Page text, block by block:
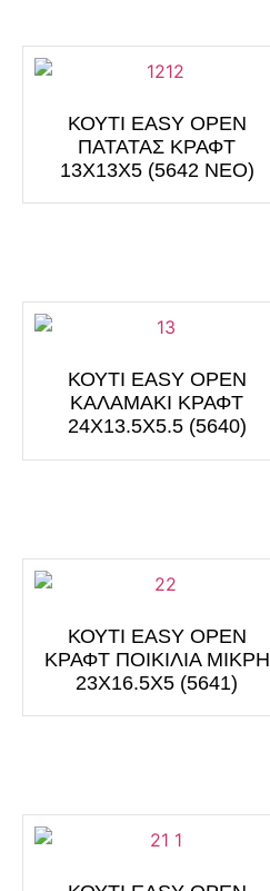
ΚΟΥΤΙ EASY OPEN
ΠΑΤΑΤΑΣ ΚΡΑΦΤ
13Χ13Χ5 (5642 ΝΕΟ)
ΚΟΥΤΙ EASY OPEN
ΚΑΛΑΜΑΚΙ ΚΡΑΦΤ
24Χ13.5Χ5.5 (5640)
ΚΟΥΤΙ EASY OPEN
ΚΡΑΦΤ ΠΟΙΚΙΛΙΑ ΜΙΚΡΗ
23Χ16.5Χ5 (5641)